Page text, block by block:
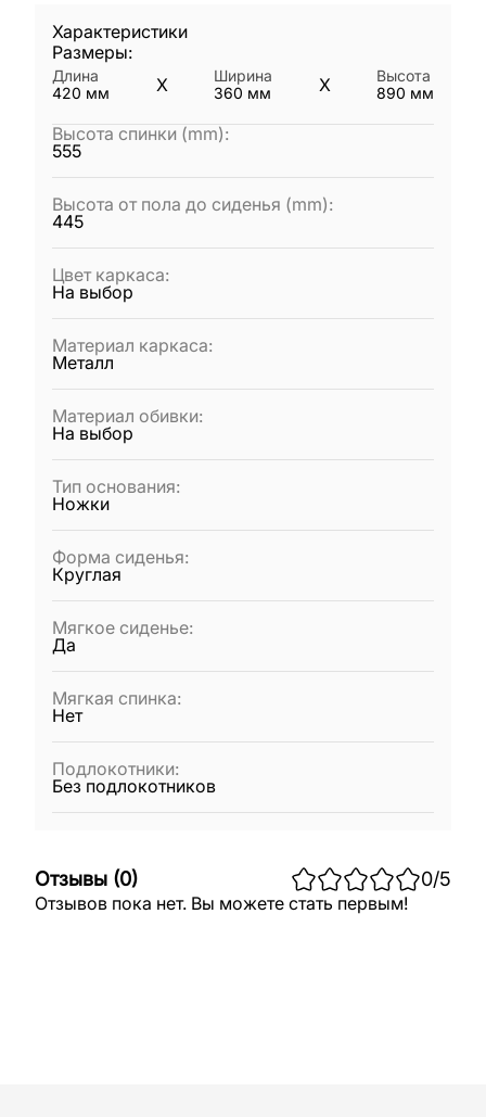
Характеристики
Размеры:
Длина
420 мм X
Ширина
360 мм X
Высота
890 мм
Высота спинки (mm):
555
Высота от пола до сиденья (mm):
445
Цвет каркаса:
На выбор
Материал каркаса:
Металл
Материал обивки:
На выбор
Тип основания:
Ножки
Форма сиденья:
Круглая
Мягкое сиденье:
Да
Мягкая спинка:
Нет
Подлокотники:
Без подлокотников
Отзывы (0) 0/5
Отзывов пока нет. Вы можете стать первым!